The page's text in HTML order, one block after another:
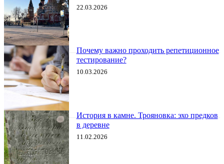
22.03.2026
Почему важно проходить репетиционное
тестирование?
10.03.2026
История в камне. Трояновка: эхо предков
в деревне
11.02.2026